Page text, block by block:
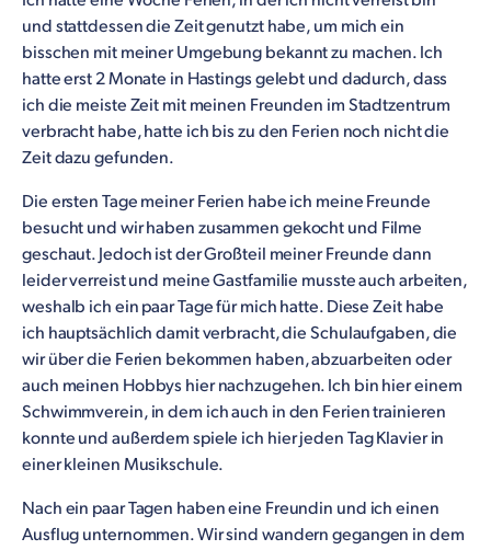
und stattdessen die Zeit genutzt habe, um mich ein
bisschen mit meiner Umgebung bekannt zu machen. Ich
hatte erst 2 Monate in Hastings gelebt und dadurch, dass
ich die meiste Zeit mit meinen Freunden im Stadtzentrum
verbracht habe, hatte ich bis zu den Ferien noch nicht die
Zeit dazu gefunden.
Die ersten Tage meiner Ferien habe ich meine Freunde
besucht und wir haben zusammen gekocht und Filme
geschaut. Jedoch ist der Großteil meiner Freunde dann
leider verreist und meine Gastfamilie musste auch arbeiten,
weshalb ich ein paar Tage für mich hatte. Diese Zeit habe
ich hauptsächlich damit verbracht, die Schulaufgaben, die
wir über die Ferien bekommen haben, abzuarbeiten oder
auch meinen Hobbys hier nachzugehen. Ich bin hier einem
Schwimmverein, in dem ich auch in den Ferien trainieren
konnte und außerdem spiele ich hier jeden Tag Klavier in
einer kleinen Musikschule.
Nach ein paar Tagen haben eine Freundin und ich einen
Ausflug unternommen. Wir sind wandern gegangen in dem